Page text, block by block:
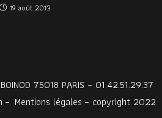
19 août 2013
75018 PARIS – 01.42.51.29.37
– Mentions légales – copyright 2022